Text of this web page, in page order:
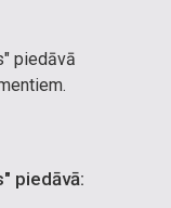
piedāvā
piedāvā: